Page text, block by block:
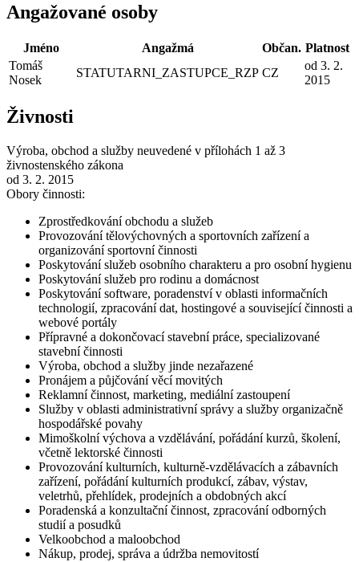
Angažované osoby
Jméno Angažmá Občan. Platnost
Tomáš
Nosek
STATUTARNI_ZASTUPCE_RZP CZ
od 3. 2.
2015
Živnosti
Výroba, obchod a služby neuvedené v přílohách 1 až 3
živnostenského zákona
od 3. 2. 2015
Obory činnosti:
Zprostředkování obchodu a služeb
Provozování tělovýchovných a sportovních zařízení a
organizování sportovní činnosti
Poskytování služeb osobního charakteru a pro osobní hygienu
Poskytování služeb pro rodinu a domácnost
Poskytování software, poradenství v oblasti informačních
technologií, zpracování dat, hostingové a související činnosti a
webové portály
Přípravné a dokončovací stavební práce, specializované
stavební činnosti
Výroba, obchod a služby jinde nezařazené
Pronájem a půjčování věcí movitých
Reklamní činnost, marketing, mediální zastoupení
Služby v oblasti administrativní správy a služby organizačně
hospodářské povahy
Mimoškolní výchova a vzdělávání, pořádání kurzů, školení,
včetně lektorské činnosti
Provozování kulturních, kulturně-vzdělávacích a zábavních
zařízení, pořádání kulturních produkcí, zábav, výstav,
veletrhů, přehlídek, prodejních a obdobných akcí
Poradenská a konzultační činnost, zpracování odborných
studií a posudků
Velkoobchod a maloobchod
Nákup, prodej, správa a údržba nemovitostí